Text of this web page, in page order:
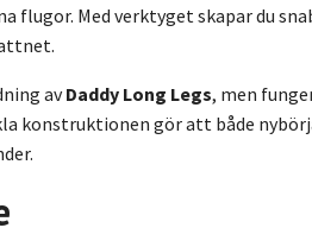
flugor. Med verktyget skapar du
avDaddy Long Legs, men
konstruktionen gör att både